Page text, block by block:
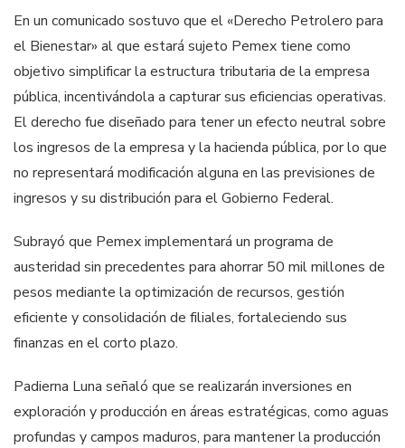
En un comunicado sostuvo que el «Derecho Petrolero para
el Bienestar» al que estará sujeto Pemex tiene como
objetivo simplificar la estructura tributaria de la empresa
pública, incentivándola a capturar sus eficiencias operativas.
El derecho fue diseñado para tener un efecto neutral sobre
los ingresos de la empresa y la hacienda pública, por lo que
no representará modificación alguna en las previsiones de
ingresos y su distribución para el Gobierno Federal.
Subrayó que Pemex implementará un programa de
austeridad sin precedentes para ahorrar 50 mil millones de
pesos mediante la optimización de recursos, gestión
eficiente y consolidación de filiales, fortaleciendo sus
finanzas en el corto plazo.
Padierna Luna señaló que se realizarán inversiones en
exploración y producción en áreas estratégicas, como aguas
profundas y campos maduros, para mantener la producción